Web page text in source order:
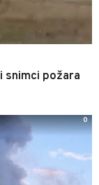
snimci požara
0